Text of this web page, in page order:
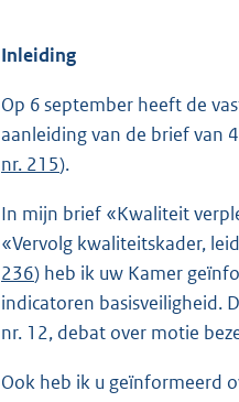
Inleiding
Op 6 september heeft de
aanleiding van de brief van
nr. 215).
In mijn brief «Kwaliteit
«Vervolg kwaliteitskader,
236) heb ik uw Kamer
indicatoren basisveiligheid.
nr. 12, debat over motie
Ook heb ik u geïnformeerd